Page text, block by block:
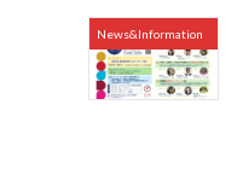
News&Information